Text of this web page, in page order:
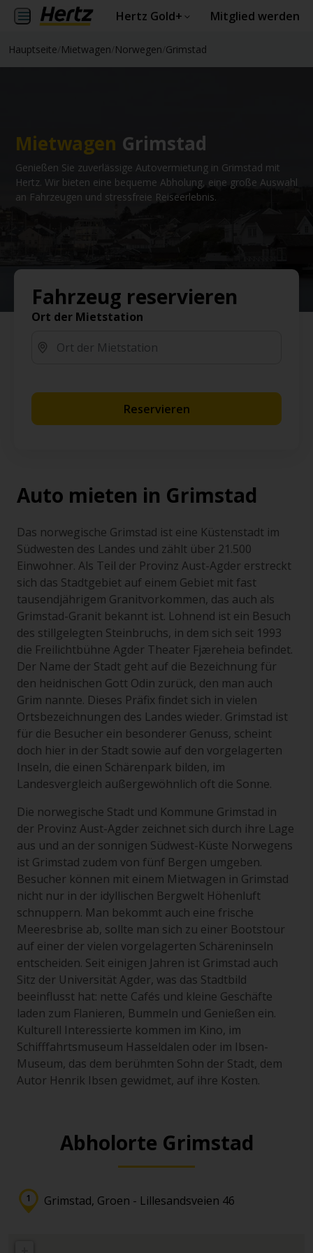
Hertz Gold+ Mitglied werden
Hauptseite Mietwagen Norwegen Grimstad
Mietwagen Grimstad
Genießen Sie zuverlässige Autovermietung in Grimstad mit
Hertz. Wir bieten eine bequeme Abholung, eine große Auswahl
an Fahrzeugen und stressfreie Reiseerlebnis.
Fahrzeug reservieren
Ort der Mietstation
Reservieren
Auto mieten in Grimstad
Das norwegische Grimstad ist eine Küstenstadt im
Südwesten des Landes und zählt über 21.500
Einwohner. Als Teil der Provinz Aust-Agder erstreckt
sich das Stadtgebiet auf einem Gebiet mit fast
tausendjährigem Granitvorkommen, das auch als
Grimstad-Granit bekannt ist. Lohnend ist ein Besuch
des stillgelegten Steinbruchs, in dem sich seit 1993
die Freilichtbühne Agder Theater Fjæreheia befindet.
Der Name der Stadt geht auf die Bezeichnung für
den heidnischen Gott Odin zurück, den man auch
Grim nannte. Dieses Präfix findet sich in vielen
Ortsbezeichnungen des Landes wieder. Grimstad ist
für die Besucher ein besonderer Genuss, scheint
doch hier in der Stadt sowie auf den vorgelagerten
Inseln, die einen Schärenpark bilden, im
Landesvergleich außergewöhnlich oft die Sonne.
Die norwegische Stadt und Kommune Grimstad in
der Provinz Aust-Agder zeichnet sich durch ihre Lage
aus und an der sonnigen Südwest-Küste Norwegens
ist Grimstad zudem von fünf Bergen umgeben.
Besucher können mit einem Mietwagen in Grimstad
nicht nur in der idyllischen Bergwelt Höhenluft
schnuppern. Man bekommt auch eine frische
Meeresbrise ab, sollte man sich zu einer Bootstour
auf einer der vielen vorgelagerten Schäreninseln
entscheiden. Seit einigen Jahren ist Grimstad auch
Sitz der Universität Agder, was das Stadtbild
beeinflusst hat: nette Cafés und kleine Geschäfte
laden zum Flanieren, Bummeln und Genießen ein.
Kulturell Interessierte kommen im Kino, im
Schifffahrtsmuseum Hasseldalen oder im Ibsen-
Museum, das dem berühmten Sohn der Stadt, dem
Autor Henrik Ibsen gewidmet, auf ihre Kosten.
Abholorte Grimstad
Grimstad, Groen - Lillesandsveien 46